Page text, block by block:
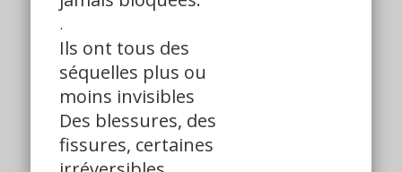
.
Ils ont tous des
séquelles plus ou
moins invisibles
Des blessures, des
fissures, certaines